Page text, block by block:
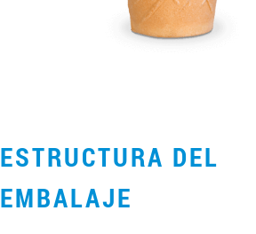
ESTRUCTURA DEL
EMBALAJE